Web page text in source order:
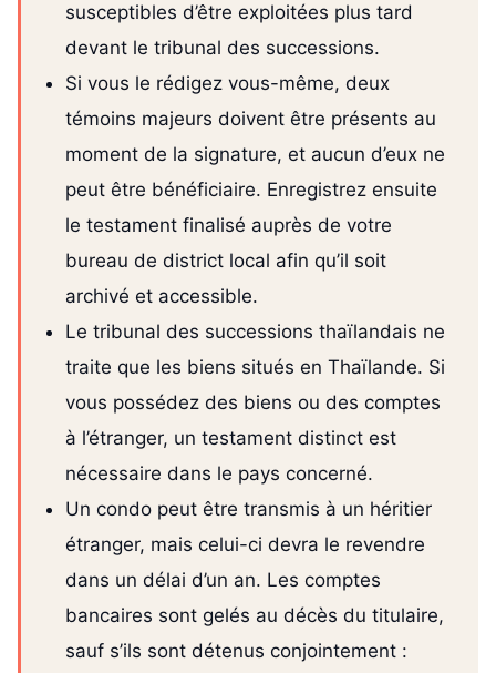
susceptibles d’être exploitées plus tard
devant le tribunal des successions.
Si vous le rédigez vous-même, deux
témoins majeurs doivent être présents au
moment de la signature, et aucun d’eux ne
peut être bénéficiaire. Enregistrez ensuite
le testament finalisé auprès de votre
bureau de district local afin qu’il soit
archivé et accessible.
Le tribunal des successions thaïlandais ne
traite que les biens situés en Thaïlande. Si
vous possédez des biens ou des comptes
à l’étranger, un testament distinct est
nécessaire dans le pays concerné.
Un condo peut être transmis à un héritier
étranger, mais celui-ci devra le revendre
dans un délai d’un an. Les comptes
bancaires sont gelés au décès du titulaire,
sauf s’ils sont détenus conjointement :